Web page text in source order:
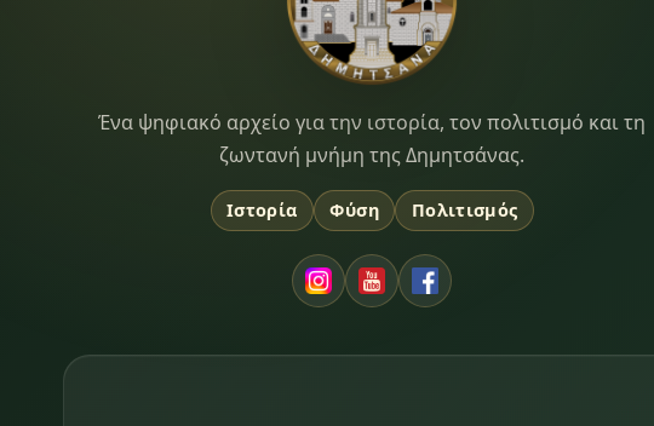
Dimitsana.gr
Ένα ψηφιακό αρχείο για την ιστορία, τον πολιτισμό και τη
ζωντανή μνήμη της Δημητσάνας.
Ιστορία Φύση Πολιτισμός